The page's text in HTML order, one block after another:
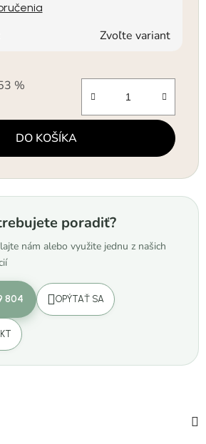
Zvoľte variant
%
DO KOŠÍKA
poradiť?
nám alebo využite jednu z našich
804 OPÝTAŤ SA